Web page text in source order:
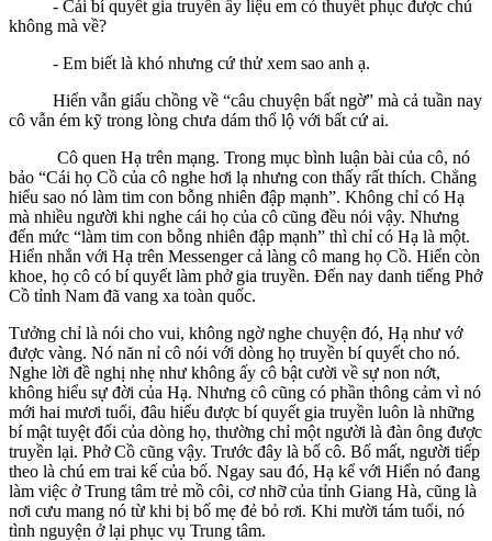
- Cái bí quyết gia truyền ấy liệu em có thuyết phục được chú
không mà về?
- Em biết là khó nhưng cứ thử xem sao anh ạ.
Hiển vẫn giấu chồng về “câu chuyện bất ngờ” mà cả tuần nay
cô vẫn ém kỹ trong lòng chưa dám thổ lộ với bất cứ ai.
Cô quen Hạ trên mạng. Trong mục bình luận bài của cô, nó
bảo “Cái họ Cồ của cô nghe hơi lạ nhưng con thấy rất thích. Chẳng
hiểu sao nó làm tim con bỗng nhiên đập mạnh”. Không chỉ có Hạ
mà nhiều người khi nghe cái họ của cô cũng đều nói vậy. Nhưng
đến mức “làm tim con bỗng nhiên đập mạnh” thì chỉ có Hạ là một.
Hiển nhắn với Hạ trên Messenger cả làng cô mang họ Cồ. Hiển còn
khoe, họ cô có bí quyết làm phở gia truyền. Đến nay danh tiếng Phở
Cồ tỉnh Nam đã vang xa toàn quốc.
Tưởng chỉ là nói cho vui, không ngờ nghe chuyện đó, Hạ như vớ
được vàng. Nó năn nỉ cô nói với dòng họ truyền bí quyết cho nó.
Nghe lời đề nghị nhẹ như không ấy cô bật cười về sự non nớt,
không hiểu sự đời của Hạ. Nhưng cô cũng có phần thông cảm vì nó
mới hai mươi tuổi, đâu hiểu được bí quyết gia truyền luôn là những
bí mật tuyệt đối của dòng họ, thường chỉ một người là đàn ông được
truyền lại. Phở Cồ cũng vậy. Trước đây là bố cô. Bố mất, người tiếp
theo là chú em trai kế của bố. Ngay sau đó, Hạ kể với Hiển nó đang
làm việc ở Trung tâm trẻ mồ côi, cơ nhỡ của tỉnh Giang Hà, cũng là
nơi cưu mang nó từ khi bị bố mẹ đẻ bỏ rơi. Khi mười tám tuổi, nó
tình nguyện ở lại phục vụ Trung tâm.